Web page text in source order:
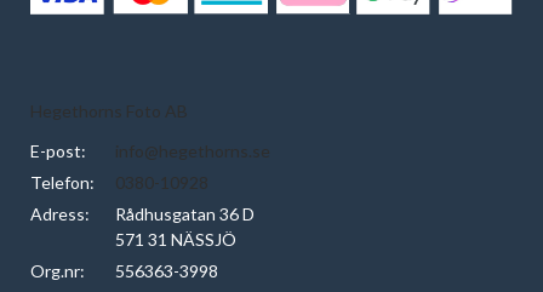
Hegethorns Foto AB
E-post:
info@hegethorns.se
Telefon:
0380-10928
Adress:
Rådhusgatan 36 D
571 31 NÄSSJÖ
Org.nr:
556363-3998